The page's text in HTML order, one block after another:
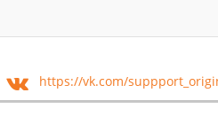
https://vk.com/